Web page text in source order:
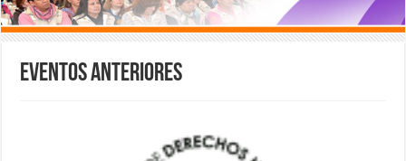
Eventos anteriores